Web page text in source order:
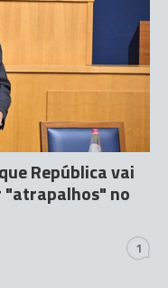
República vai
"atrapalhos" no
1